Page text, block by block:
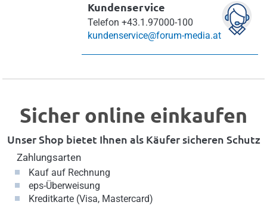
Kundenservice
Telefon +43.1.97000-100
kundenservice@forum-media.at
Sicher online einkaufen
Unser Shop bietet Ihnen als Käufer sicheren Schutz
Zahlungsarten
Kauf auf Rechnung
eps-Überweisung
Kreditkarte (Visa, Mastercard)